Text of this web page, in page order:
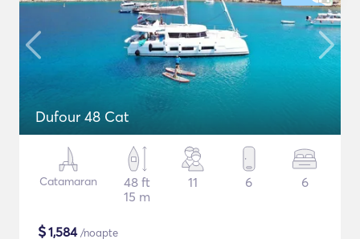
Dufour 48 Cat
Catamaran
48 ft
15 m
11 6 6
$1,584/noapte